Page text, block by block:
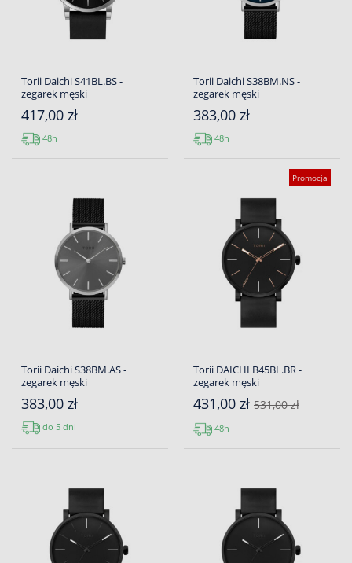
Torii Daichi S41BL.BS -
zegarek męski
417,00 zł
48h
Torii Daichi S38BM.NS -
zegarek męski
383,00 zł
48h
Torii Daichi S38BM.AS -
zegarek męski
383,00 zł
do 5 dni
Promocja
Torii DAICHI B45BL.BR -
zegarek męski
431,00 zł 531,00 zł
48h